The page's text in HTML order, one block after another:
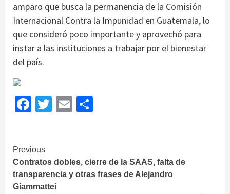
amparo que busca la permanencia de la Comisión
Internacional Contra la Impunidad en Guatemala, lo
que consideró poco importante y aprovechó para
instar a las instituciones a trabajar por el bienestar
del país.
Facebook
Twitter
Email
Continue
Reading
Previous
Contratos dobles, cierre de la SAAS, falta de
transparencia y otras frases de Alejandro
Giammattei